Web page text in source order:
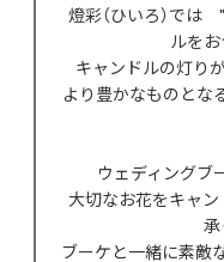
燈彩（ひいろ）では
ルを
キャンドルの灯り
より豊かなものとな
ウェディングブ
大切なお花をキャ
承
ブーケと一緒に素敵